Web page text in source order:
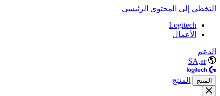
التخطي إلى المحتوى الرئيسي
Logitech
الأعمال
الدعم
SA,ar
المنتج المنتج